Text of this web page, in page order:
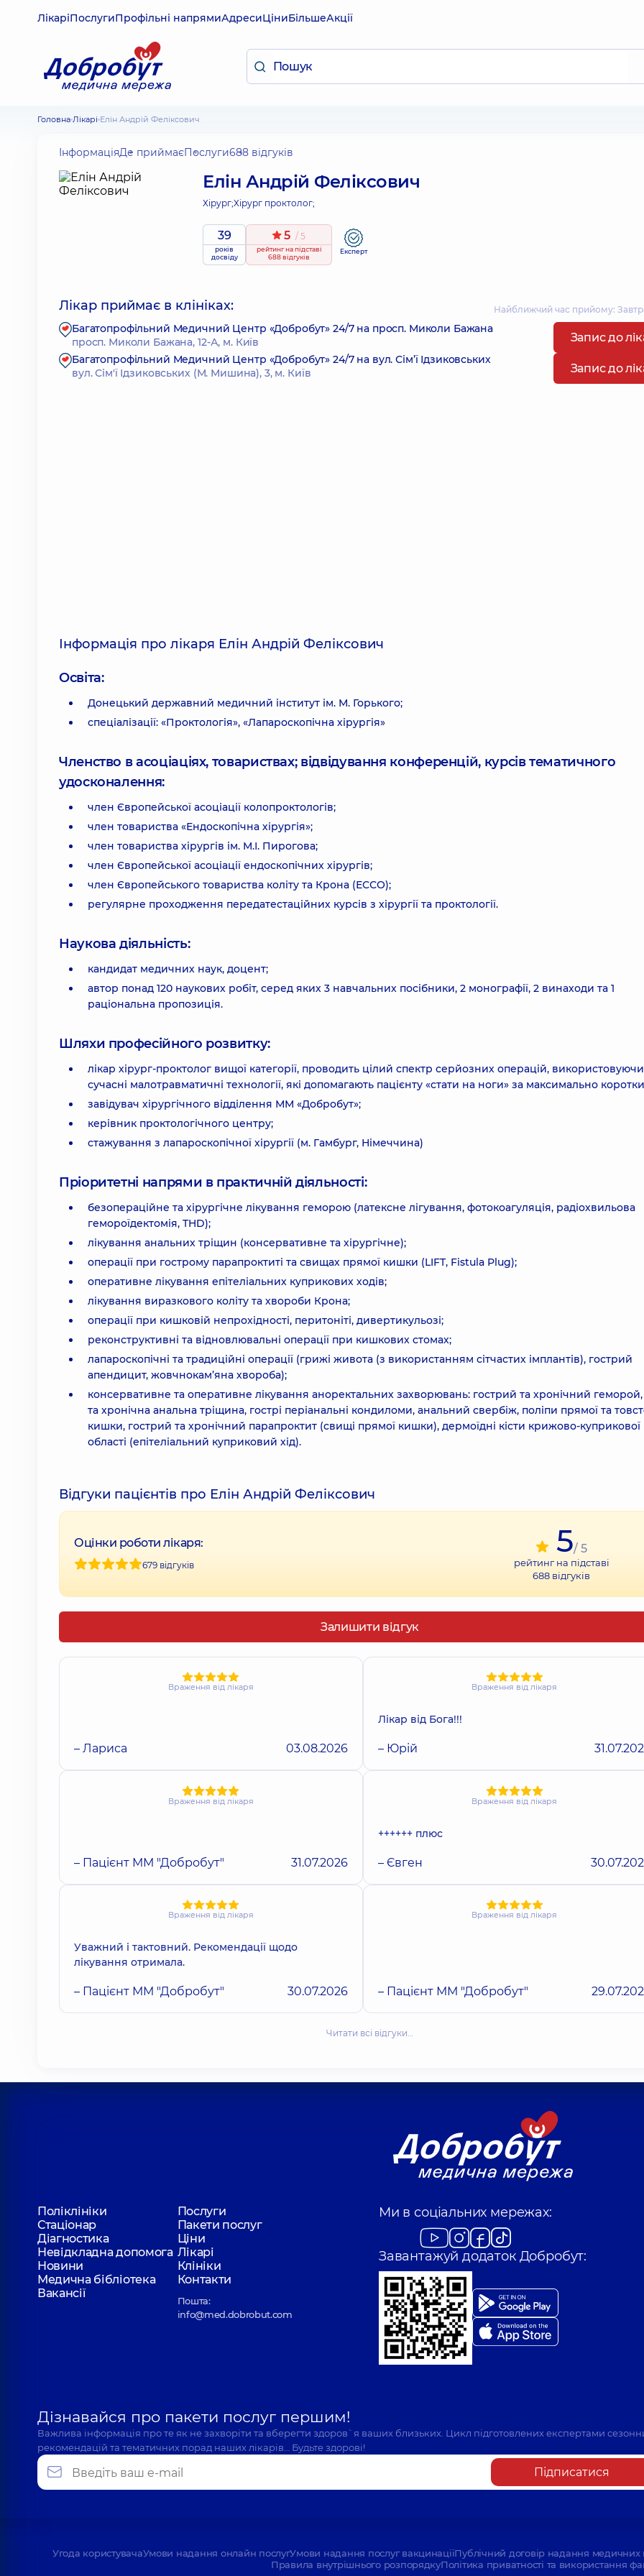
ЛікаріПослугиПрофільні напрямиАдресиЦіниБільшеАкції
Головна Лікарі Елін Андрій Феліксович
ІнформаціяДе приймаєПослуги688 відгуків
Елін Андрій Феліксович
Хірург;Хірург проктолог;
39
років
досвіду
5 / 5
рейтингна підставі
688 відгуків
Експерт
Лікар приймає в клініках: Найближчий час прийому:
Багатопрофільний Медичний Центр «Добробут» 24/7 на просп. Миколи Бажана
просп. Миколи Бажана, 12-А, м. Київ
Запис до
Багатопрофільний Медичний Центр «Добробут» 24/7 на вул. Сім’ї Ідзиковських
вул. Сім'ї Ідзиковських (М. Мишина), 3, м. Київ
Запис до
Інформація про лікаря Елін Андрій Феліксович
Освіта:
Донецький державний медичний інститут ім. М. Горького;
спеціалізації: «Проктологія», «Лапароскопічна хірургія»
Членство в асоціаціях, товариствах; відвідування конференцій, курсів тематичного
удосконалення:
член Європейської асоціації колопроктологів;
член товариства «Ендоскопічна хірургія»;
член товариства хірургів ім. М.І. Пирогова;
член Європейської асоціації ендоскопічних хірургів;
член Європейського товариства коліту та Крона (ЕССО);
регулярне проходження передатестаційних курсів з хірургії та проктології.
Наукова діяльність:
кандидат медичних наук, доцент;
автор понад 120 наукових робіт, серед яких 3 навчальних посібники, 2 монографії, 2 винаходи та 1
раціональна пропозиція.
Шляхи професійного розвитку:
лікар хірург-проктолог вищої категорії, проводить цілий спектр серйозних операцій, використовуючи
сучасні малотравматичні технології, які допомагають пацієнту «стати на ноги» за максимально
завідувач хірургічного відділення ММ «Добробут»;
керівник проктологічного центру;
стажування з лапароскопічної хірургії (м. Гамбург, Німеччина)
Пріоритетні напрями в практичній діяльності:
безопераційне та хірургічне лікування геморою (латексне лігування, фотокоагуляція, радіохвильова
гемороїдектомія, THD);
лікування анальних тріщин (консервативне та хірургічне);
операції при гострому парапроктиті та свищах прямої кишки (LIFT, Fistula Plug);
оперативне лікування епітеліальних куприкових ходів;
лікування виразкового коліту та хвороби Крона;
операції при кишковій непрохідності, перитоніті, дивертикульозі;
реконструктивні та відновлювальні операції при кишкових стомах;
лапароскопічні та традиційні операції (грижі живота (з використанням сітчастих імплантів), гострий
апендицит, жовчнокам’яна хвороба);
консервативне та оперативне лікування аноректальних захворювань: гострий та хронічний геморой,
та хронічна анальна тріщина, гострі періанальні кондиломи, анальний свербіж, поліпи прямої та
кишки, гострий та хронічний парапроктит (свищі прямої кишки), дермоїдні кісти крижово-куприкової
області (епітеліальний куприковий хід).
Відгуки пацієнтів про Елін Андрій Феліксович
Оцінки роботи лікаря:
679 відгуків
5/ 5
рейтинг на підставі
688 відгуків
Залишити відгук
Враження від лікаря
– Лариса 03.08.2026
Враження від лікаря
Лікар від Бога!!!
– Юрій
Враження від лікаря
– Пацієнт ММ "Добробут" 31.07.2026
Враження від лікаря
++++++ плюс
– Євген
Враження від лікаря
Уважний і тактовний. Рекомендації щодо
лікування отримала.
– Пацієнт ММ "Добробут" 30.07.2026
Враження від лікаря
– Пацієнт ММ "Добробут"
Читати всі відгуки…
Поліклініки
Послуги
Стаціонар
Пакети послуг
Діагностика
Ціни
Невідкладна допомога Лікарі
Новини
Клініки
Медична бібліотека
Контакти
Вакансії
Пошта:
info@med.dobrobut.com
Ми в соціальних мережах:
Завантажуй додаток Добробут:
Дізнавайся про пакети послуг першим!
Важлива інформація про те як не захворіти та вберегти здоров`я ваших близьких. Цикл підготовлених експертами
рекомендацій та тематичних порад наших лікарів… Будьте здорові!
Підписатися
Угода користувачаУмови надання онлайн послугУмови надання послуг вакцинаціїПублічний договір надання медичних
Правила внутрішнього розпорядкуПолітика приватності та використання